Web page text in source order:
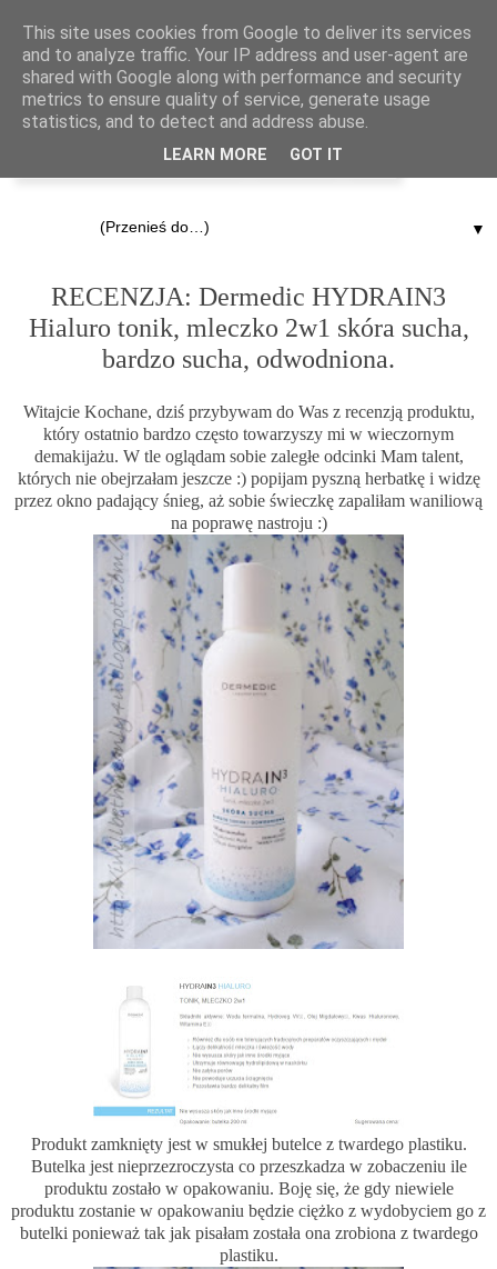
▼
RECENZJA: Dermedic HYDRAIN3
Hialuro tonik, mleczko 2w1 skóra sucha,
bardzo sucha, odwodniona.
Witajcie Kochane, dziś przybywam do Was z recenzją produktu,
który ostatnio bardzo często towarzyszy mi w wieczornym
demakijażu. W tle oglądam sobie zaległe odcinki Mam talent,
których nie obejrzałam jeszcze :) popijam pyszną herbatkę i widzę
przez okno padający śnieg, aż sobie świeczkę zapaliłam waniliową
na poprawę nastroju :)
Produkt zamknięty jest w smukłej butelce z twardego plastiku.
Butelka jest nieprzezroczysta co przeszkadza w zobaczeniu ile
produktu zostało w opakowaniu. Boję się, że gdy niewiele
produktu zostanie w opakowaniu będzie ciężko z wydobyciem go z
butelki ponieważ tak jak pisałam została ona zrobiona z twardego
plastiku.
This site uses cookies from Google to deliver its services
and to analyze traffic. Your IP address and user-agent are
shared with Google along with performance and security
metrics to ensure quality of service, generate usage
statistics, and to detect and address abuse.
LEARN MORE GOT IT